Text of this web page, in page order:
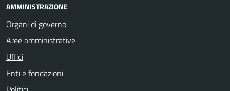
AMMINISTRAZIONE
Organi di governo
Aree amministrative
Uffici
Enti e fondazioni